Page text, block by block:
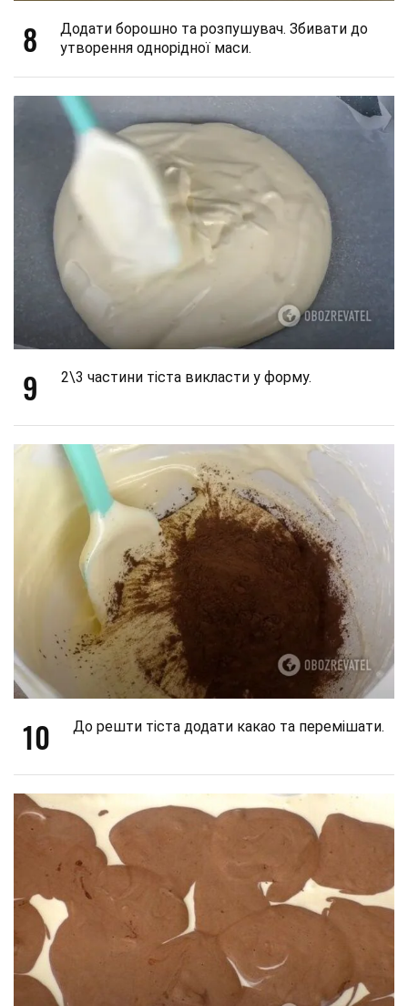
8
Додати борошно та розпушувач. Збивати до
утворення однорідної маси.
9 2\3 частини тіста викласти у форму.
10 До решти тіста додати какао та перемішати.